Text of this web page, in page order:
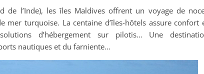
de l’Inde), les îles Maldives offrent un voyage de
mer turquoise. La centaine d’îles-hôtels assure confort
d’hébergement sur pilotis… Une
nautiques et du farniente…